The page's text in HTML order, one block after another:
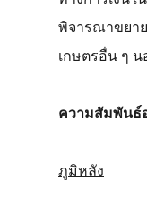
พิจารณาขยา
เกษตรอื่น ๆ
ความสัมพันธ์
ภูมิหลัง